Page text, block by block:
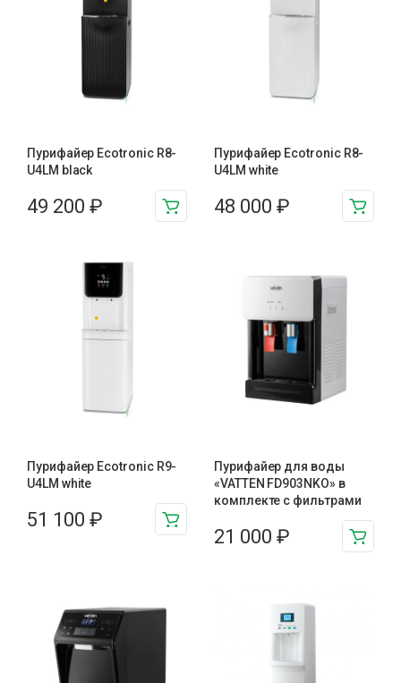
Пурифайер Ecotronic R8-
U4LM black
49 200 ₽
Пурифайер Ecotronic R8-
U4LM white
48 000 ₽
Пурифайер Ecotronic R9-
U4LM white
51 100 ₽
Пурифайер для воды
«VATTEN FD903NKO» в
комплекте с фильтрами
21 000 ₽